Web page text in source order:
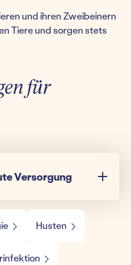
und ihren Zweibeinern
Tiere und sorgen stets
für
Versorgung
Husten